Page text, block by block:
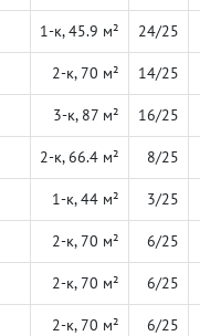
1-к, 45.9 м² 24/25
2-к, 70 м² 14/25
3-к, 87 м² 16/25
2-к, 66.4 м² 8/25
1-к, 44 м² 3/25
2-к, 70 м² 6/25
2-к, 70 м² 6/25
2-к, 70 м² 6/25